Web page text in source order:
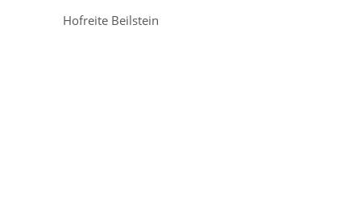
Hofreite Beilstein